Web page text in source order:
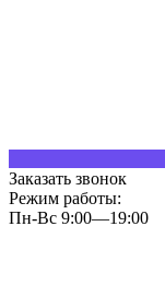
Заказать звонок
Режим работы:
Пн-Вс 9:00—19:00